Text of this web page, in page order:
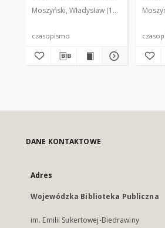
Moszyński, Władysław (1922-2001). Red.
czasopismo
DANE KONTAKTOWE
Adres
Wojewódzka Biblioteka Publiczna
im. Emilii Sukertowej-Biedrawiny